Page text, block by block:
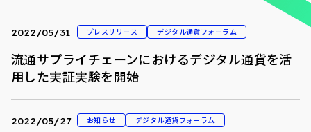
2022/05/31 プレスリリース デジタル通貨フォーラム
流通サプライチェーンにおけるデジタル通貨を活
用した実証実験を開始
2022/05/27 お知らせ デジタル通貨フォーラム